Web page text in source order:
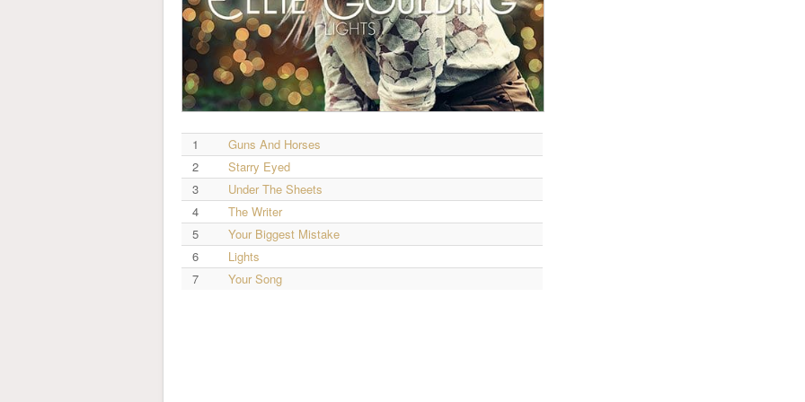
1
Guns And Horses
2
Starry Eyed
3
Under The Sheets
4
The Writer
5
Your Biggest Mistake
6
Lights
7
Your Song